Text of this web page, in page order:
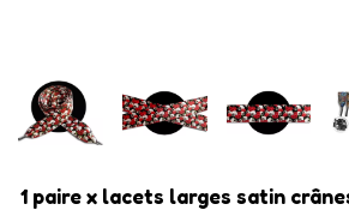
1 paire x lacets larges satin